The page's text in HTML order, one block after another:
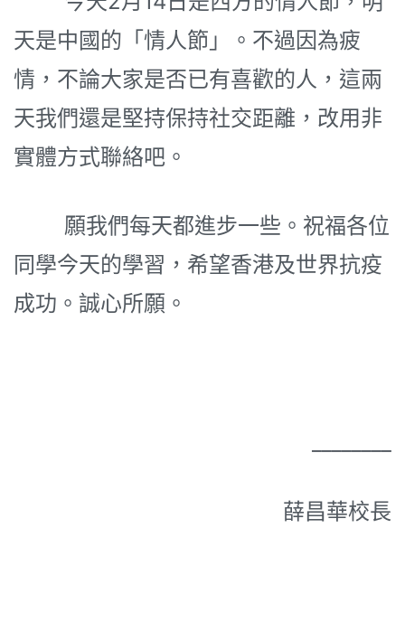
天是中國的「情人節」。不過因為疲
情，不論大家是否已有喜歡的人，這兩
天我們還是堅持保持社交距離，改用非
實體方式聯絡吧。
願我們每天都進步一些。祝福各位
同學今天的學習，希望香港及世界抗疫
成功。誠心所願。
薛昌華校長